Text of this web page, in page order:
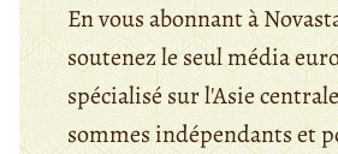
En vous abonnant à
soutenez le seul média
spécialisé sur l'Asie
sommes indépendants et